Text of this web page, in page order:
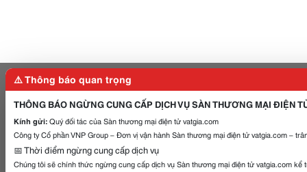
⚠️ Thông báo quan trọng
THÔNG BÁO NGỪNG CUNG CẤP DỊCH VỤ SÀN THƯƠNG MẠI ĐIỆN
Kính gửi:Quý đối tác của Sàn thương mại điện tử vatgia.com
Công ty Cổ phần VNP Group – Đơn vị vận hành Sàn thương mại điện tử vatgia.com –
📅 Thời điểm ngừng cung cấp dịch vụ
Chúng tôi sẽ chính thức ngừng cung cấp dịch vụ Sàn thương mại điện tử vatgia.com kể